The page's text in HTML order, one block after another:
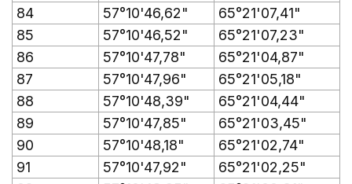
84
57°10'46,62"
65°21'07,41"
85
57°10'46,52"
65°21'07,23"
86
57°10'47,78"
65°21'04,87"
87
57°10'47,96"
65°21'05,18"
88
57°10'48,39"
65°21'04,44"
89
57°10'47,85"
65°21'03,45"
90
57°10'48,18"
65°21'02,74"
91
57°10'47,92"
65°21'02,25"